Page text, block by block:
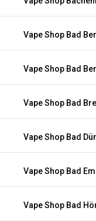
Vape Shop Bad
Vape Shop Bad
Vape Shop Bad
Vape Shop Bad
Vape Shop Bad
Vape Shop Bad